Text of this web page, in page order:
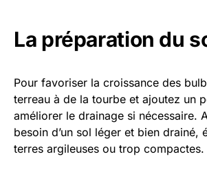
La préparation du
Pour favoriser la croissance des
terreau à de la tourbe et ajoutez un
améliorer le drainage si nécessaire.
besoin d’un sol léger et bien drainé,
terres argileuses ou trop compactes.